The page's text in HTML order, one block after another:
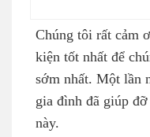
Chúng tôi rất cảm
kiện tốt nhất để
sớm nhất. Một lần
gia đình đã giúp
này.